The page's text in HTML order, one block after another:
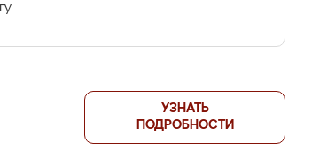
УЗНАТЬ
ПОДРОБНОСТИ